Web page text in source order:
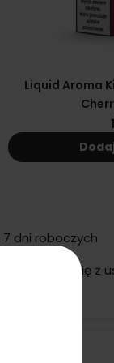
Liquid Aroma
dni roboczych
się z